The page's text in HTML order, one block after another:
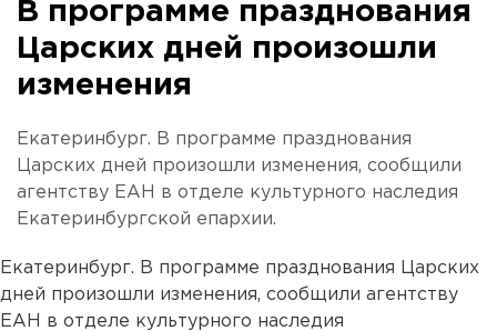
В программе празднования
Царских дней произошли
изменения
Екатеринбург. В программе празднования
Царских дней произошли изменения, сообщили
агентству ЕАН в отделе культурного наследия
Екатеринбургской епархии.
Екатеринбург. В программе празднования Царских
дней произошли изменения, сообщили агентству
ЕАН в отделе культурного наследия